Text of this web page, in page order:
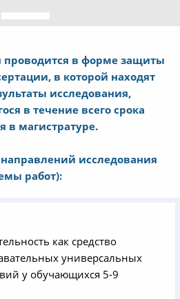
проводится в форме защиты
в которой находят
исследования,
в течение всего срока
в магистратуре.
исследования
работ):
как средство
универсальных
у обучающихся 5-9